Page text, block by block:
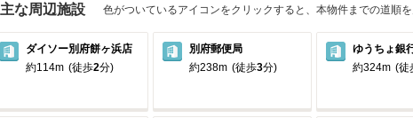
主な周辺施設 色がついているアイコンをクリックすると、本物件までの道順を
ダイソー別府餅ヶ浜店
約114m (徒歩2分)
別府郵便局
約238m (徒歩3分)
ゆうちょ銀
約324m (徒